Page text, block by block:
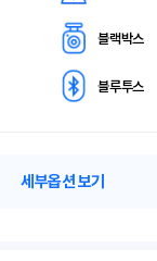
블랙박스
블루투스
세부옵션 보기